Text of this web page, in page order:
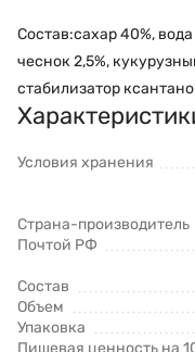
Состав:сахар 40%,
чеснок 2,5%,
стабилизатор
Условия хранения
Страна-производитель
Почтой РФ
Состав
Объем
Упаковка
Пищевая ценность на